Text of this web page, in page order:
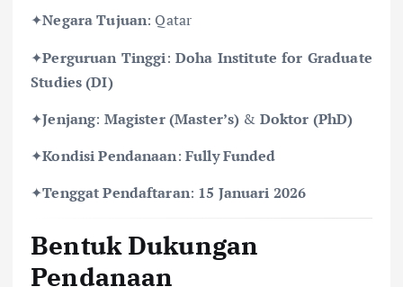
✦Negara Tujuan: Qatar
✦Perguruan Tinggi: Doha Institute for Graduate
Studies (DI)
✦Jenjang: Magister (Master’s) & Doktor (PhD)
✦Kondisi Pendanaan: Fully Funded
✦Tenggat Pendaftaran: 15 Januari 2026
Bentuk Dukungan
Pendanaan